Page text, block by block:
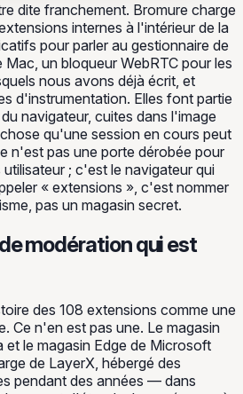
dite franchement. Bromure charge
internes à l'intérieur de la
pour parler au gestionnaire de
un bloqueur WebRTC pour les
nous avons déjà écrit, et
d'instrumentation. Elles font partie
navigateur, cuites dans l'image
qu'une session en cours peut
n'est pas une porte dérobée pour
; c'est le navigateur qui
« extensions », c'est nommer
pas un magasin secret.
modération qui est
des 108 extensions comme une
Ce n'en est pas une. Le magasin
le magasin Edge de Microsoft
de LayerX, hébergé des
pendant des années — dans